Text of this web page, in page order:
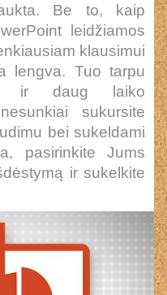
Be to, kaip
leidžiamos
klausimui
lengva. Tuo tarpu
ir daug laiko
sukursite
bei sukeldami
pasirinkite Jums
ir sukelkite